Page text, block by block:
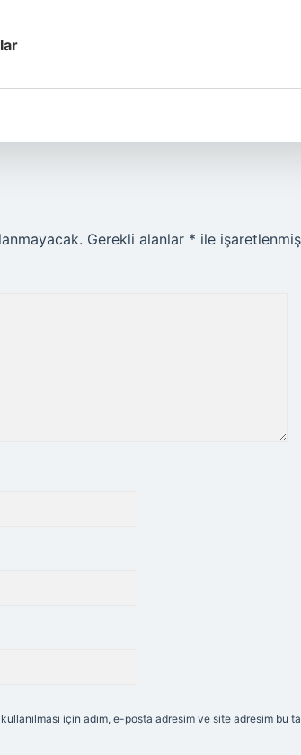
Gerekli alanlar * ile
için adım, e-posta adresim ve site adresim bu